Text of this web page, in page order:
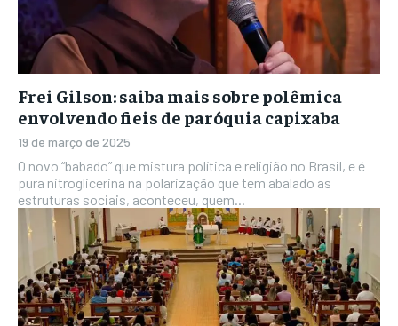
Frei Gilson: saiba mais sobre polêmica
envolvendo fieis de paróquia capixaba
19 de março de 2025
O novo “babado” que mistura política e religião no Brasil, e é
pura nitroglicerina na polarização que tem abalado as
estruturas sociais, aconteceu, quem...